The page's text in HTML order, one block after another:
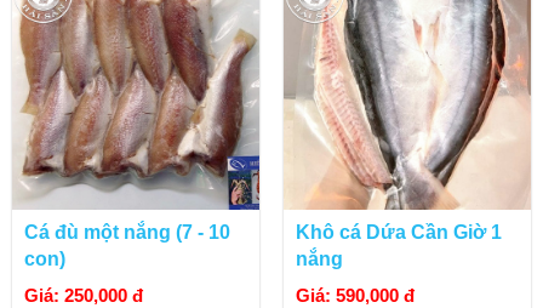
Cá đù một nắng (7 - 10
con)
Giá: 250,000 đ
Khô cá Dứa Cần Giờ 1
nắng
Giá: 590,000 đ